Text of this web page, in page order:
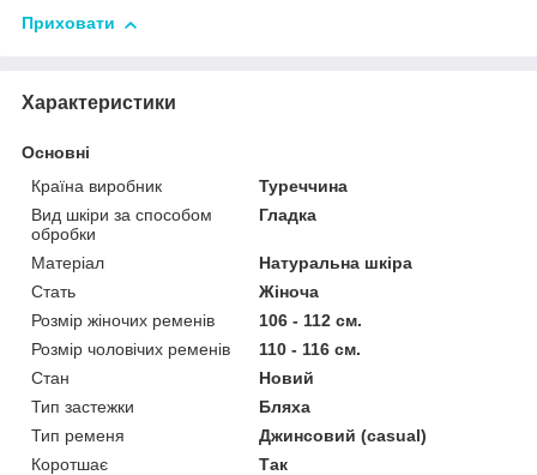
Приховати
Характеристики
Основні
Країна виробник
Туреччина
Вид шкіри за способом
обробки
Гладка
Матеріал
Натуральна шкіра
Стать
Жіноча
Розмір жіночих ременів
106 - 112 см.
Розмір чоловічих ременів
110 - 116 см.
Стан
Новий
Тип застежки
Бляха
Тип ременя
Джинсовий (casual)
Коротшає
Так